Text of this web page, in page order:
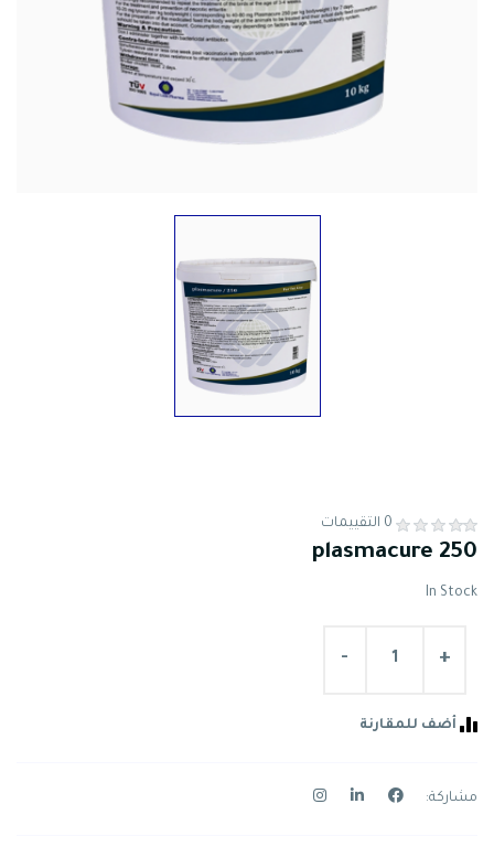
0 التقييمات
plasmacure 250
In Stock
- +
أضف للمقارنة
مشاركة: